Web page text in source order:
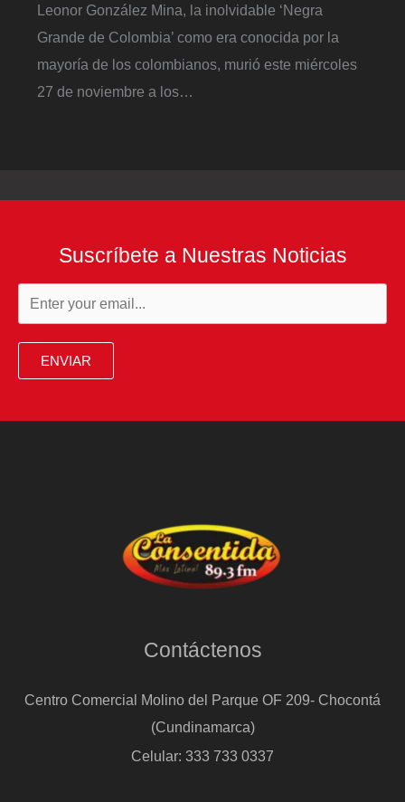
Leonor González Mina, la inolvidable ‘Negra
Grande de Colombia’ como era conocida por la
mayoría de los colombianos, murió este miércoles
27 de noviembre a los…
Suscríbete a Nuestras Noticias
ENVIAR
Contáctenos
Centro Comercial Molino del Parque OF 209- Chocontá
(Cundinamarca)
Celular: 333 733 0337